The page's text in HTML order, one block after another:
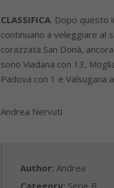
CLASSIFICA. Dopo questo
continuano a veleggiare al
corazzata San Donà,
sono Viadana con 13,
Padova con 1 e Valsugana
Andrea Nervuti
Author: Andrea
Category: Serie B